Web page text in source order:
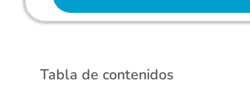
Tabla de contenidos